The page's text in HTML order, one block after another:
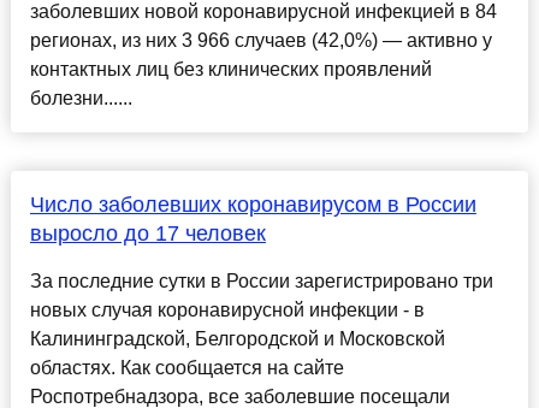
заболевших новой коронавирусной инфекцией в 84
регионах, из них 3 966 случаев (42,0%) — активно у
контактных лиц без клинических проявлений
болезни......
Число заболевших коронавирусом в России
выросло до 17 человек
За последние сутки в России зарегистрировано три
новых случая коронавирусной инфекции - в
Калининградской, Белгородской и Московской
областях. Как сообщается на сайте
Роспотребнадзора, все заболевшие посещали